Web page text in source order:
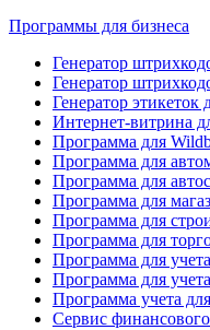
Программы для бизнеса
Генератор
Генератор
Генератор этикеток
Интернет-витрина
Программа для
Программа для
Программа для
Программа для
Программа для
Программа для
Программа для
Программа для
Программа учета
Сервис